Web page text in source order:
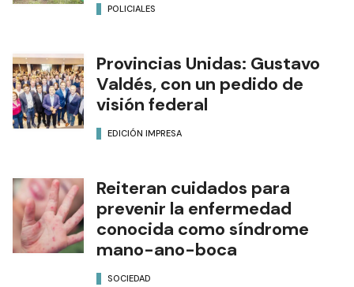
POLICIALES
Provincias Unidas: Gustavo
Valdés, con un pedido de
visión federal
EDICIÓN IMPRESA
Reiteran cuidados para
prevenir la enfermedad
conocida como síndrome
mano-ano-boca
SOCIEDAD